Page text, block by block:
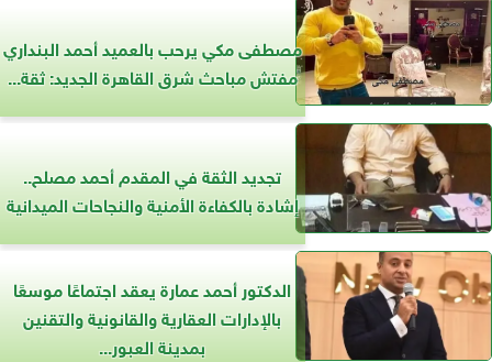
مصطفى مكي يرحب بالعميد أحمد البنداري
مفتش مباحث شرق القاهرة الجديد: ثقة...
تجديد الثقة في المقدم أحمد مصلح..
إشادة بالكفاءة الأمنية والنجاحات الميدانية
الدكتور أحمد عمارة يعقد اجتماعًا موسعًا
بالإدارات العقارية والقانونية والتقنين
بمدينة العبور...